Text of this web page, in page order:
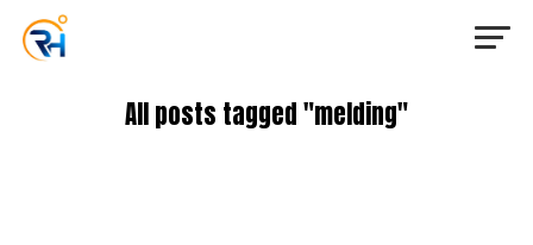
All posts tagged "melding"